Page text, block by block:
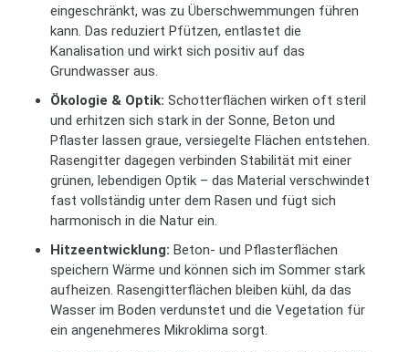
eingeschränkt, was zu Überschwemmungen führen
kann. Das reduziert Pfützen, entlastet die
Kanalisation und wirkt sich positiv auf das
Grundwasser aus.
Ökologie & Optik: Schotterflächen wirken oft steril
und erhitzen sich stark in der Sonne, Beton und
Pflaster lassen graue, versiegelte Flächen entstehen.
Rasengitter dagegen verbinden Stabilität mit einer
grünen, lebendigen Optik – das Material verschwindet
fast vollständig unter dem Rasen und fügt sich
harmonisch in die Natur ein.
Hitzeentwicklung: Beton- und Pflasterflächen
speichern Wärme und können sich im Sommer stark
aufheizen. Rasengitterflächen bleiben kühl, da das
Wasser im Boden verdunstet und die Vegetation für
ein angenehmeres Mikroklima sorgt.